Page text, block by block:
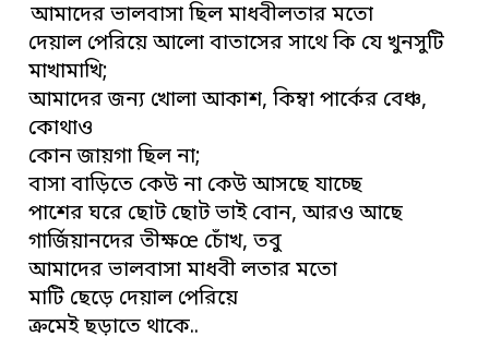
আমাদের ভালবাসা ছিল মাধবীলতার মতো
দেয়াল পেরিয়ে আলো বাতাসের সাথে কি যে খুনসুটি
মাখামাখি;
আমাদের জন্য খোলা আকাশ, কিম্বা পার্কের বেঞ্চ,
কোথাও
কোন জায়গা ছিল না;
বাসা বাড়িতে কেউ না কেউ আসছে যাচ্ছে
পাশের ঘরে ছোট ছোট ভাই বোন, আরও আছে
গার্জিয়ানদের তীক্ষœ চোঁখ, তবু
আমাদের ভালবাসা মাধবী লতার মতো
মাটি ছেড়ে দেয়াল পেরিয়ে
ক্রমেই ছড়াতে থাকে..